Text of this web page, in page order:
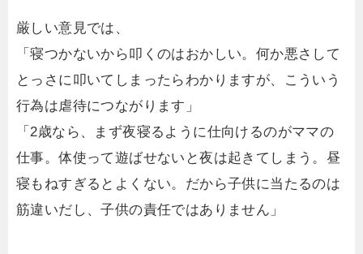
厳しい意見では、
「寝つかないから叩くのはおかしい。何か悪さして
とっさに叩いてしまったらわかりますが、こういう
行為は虐待につながります」
「2歳なら、まず夜寝るように仕向けるのがママの
仕事。体使って遊ばせないと夜は起きてしまう。昼
寝もねすぎるとよくない。だから子供に当たるのは
筋違いだし、子供の責任ではありません」